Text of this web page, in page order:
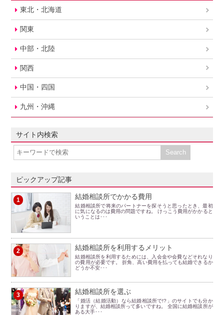
東北・北海道
関東
中部・北陸
関西
中国・四国
九州・沖縄
サイト内検索
ピックアップ記事
1 結婚相談所でかかる費用
結婚相談所で将来のパートナーを探そうと思ったとき、最初
に気になるのは費用の問題ですね。 けっこう費用がかかると
いうことは･･･
2 結婚相談所を利用するメリット
結婚相談所を利用するためには、入会金や会費などそれなり
の費用が必要です。 折角、高い費用を払っても結婚できるか
どうか不安･･･
3 結婚相談所を選ぶ
「婚活（結婚活動）なら結婚相談所で!?」のサイトでも分か
りますが、結婚相談所って多いですね。 全国に結婚相談所が
ある大手･･･